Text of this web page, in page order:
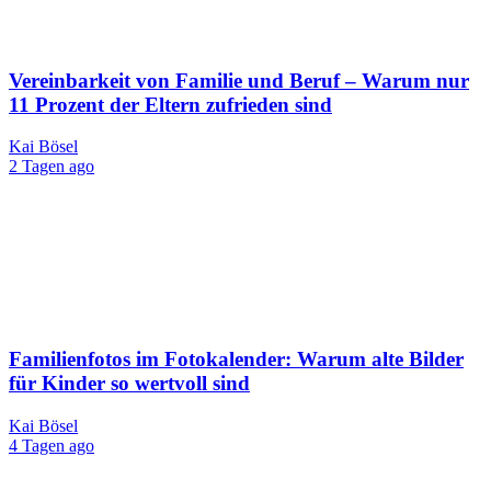
Vereinbarkeit von Familie und Beruf – Warum nur
11 Prozent der Eltern zufrieden sind
Kai Bösel
2 Tagen ago
Familienfotos im Fotokalender: Warum alte Bilder
für Kinder so wertvoll sind
Kai Bösel
4 Tagen ago